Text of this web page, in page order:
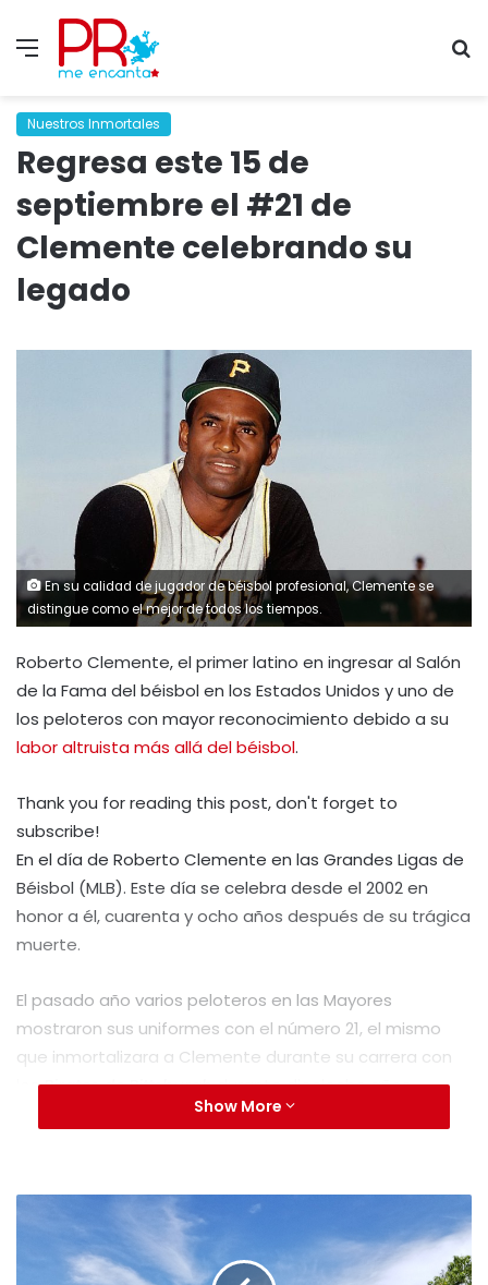
Menu
Nuestros Inmortales
Regresa este 15 de
septiembre el #21 de
Clemente celebrando su
legado
En su calidad de jugador de béisbol profesional, Clemente se
distingue como el mejor de todos los tiempos.
Roberto Clemente, el primer latino en ingresar al Salón
de la Fama del béisbol en los Estados Unidos y uno de
los peloteros con mayor reconocimiento debido a su
labor altruista más allá del béisbol.
Thank you for reading this post, don't forget to
subscribe!
En el día de Roberto Clemente en las Grandes Ligas de
Béisbol (MLB). Este día se celebra desde el 2002 en
honor a él, cuarenta y ocho años después de su trágica
muerte.
El pasado año varios peloteros en las Mayores
mostraron sus uniformes con el número 21, el mismo
que inmortalizara a Clemente durante su carrera con
losPirates de Pittsburghdurante dieciocho años.
pasada, la Major League Baseball (MLB) deja a
discreción de los peloteros repetir el gesto el próximo
15 de septiembre, según el vicepresidente de
Show More